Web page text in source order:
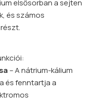
elsősorban a sejten
és számos
– A nátrium-kálium
és fenntartja a